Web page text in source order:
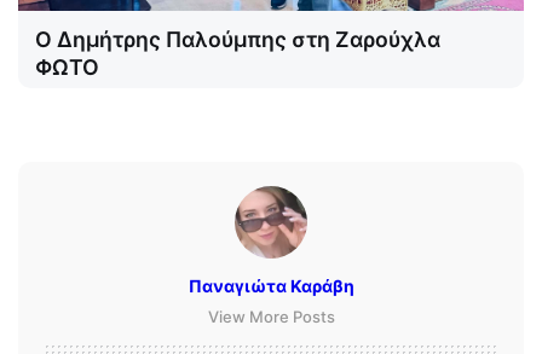
Ο Δημήτρης Παλούμπης στη Ζαρούχλα
ΦΩΤΟ
Παναγιώτα Καράβη
View More Posts